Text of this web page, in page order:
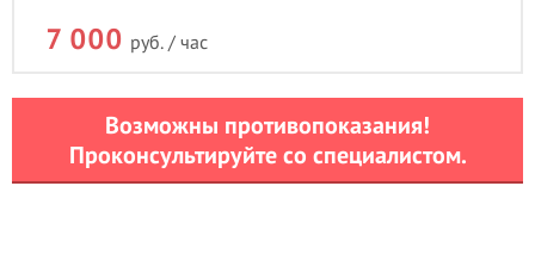
7 000 руб. / час
Возможны противопоказания!
Проконсультируйте со специалистом.